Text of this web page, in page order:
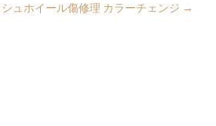
ュホイール傷修理 カラーチェンジ →